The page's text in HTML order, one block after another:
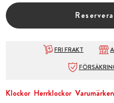
FRI FRAKT
Klockor Herrklockor Varumärken